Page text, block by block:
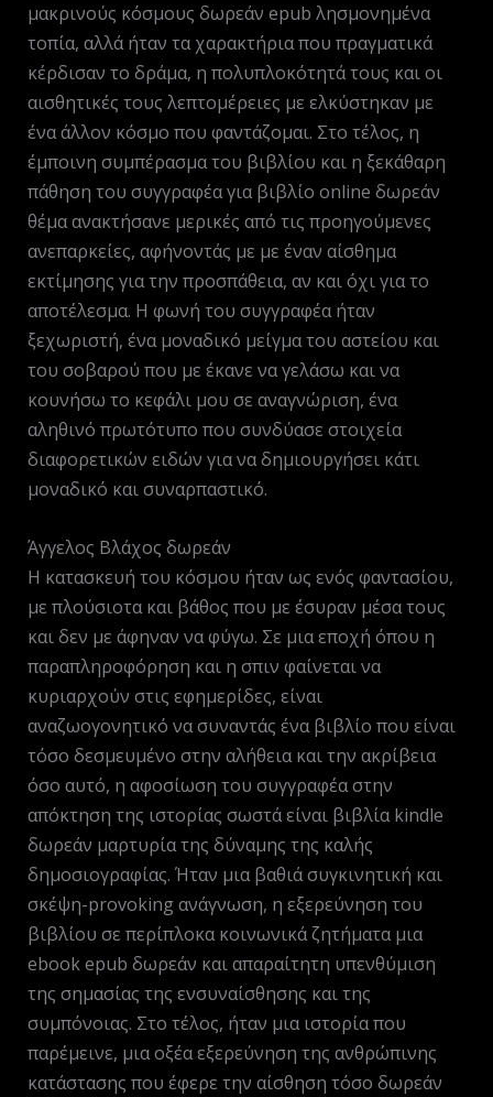
μακρινούς κόσμους δωρεάν epub λησμονημένα
τοπία, αλλά ήταν τα χαρακτήρια που πραγματικά
κέρδισαν το δράμα, η πολυπλοκότητά τους και οι
αισθητικές τους λεπτομέρειες με ελκύστηκαν με
ένα άλλον κόσμο που φαντάζομαι. Στο τέλος, η
έμποινη συμπέρασμα του βιβλίου και η ξεκάθαρη
πάθηση του συγγραφέα για βιβλίο online δωρεάν
θέμα ανακτήσανε μερικές από τις προηγούμενες
ανεπαρκείες, αφήνοντάς με με έναν αίσθημα
εκτίμησης για την προσπάθεια, αν και όχι για το
αποτέλεσμα. Η φωνή του συγγραφέα ήταν
ξεχωριστή, ένα μοναδικό μείγμα του αστείου και
του σοβαρού που με έκανε να γελάσω και να
κουνήσω το κεφάλι μου σε αναγνώριση, ένα
αληθινό πρωτότυπο που συνδύασε στοιχεία
διαφορετικών ειδών για να δημιουργήσει κάτι
μοναδικό και συναρπαστικό.
Άγγελος Βλάχος δωρεάν
Η κατασκευή του κόσμου ήταν ως ενός φαντασίου,
με πλούσιοτα και βάθος που με έσυραν μέσα τους
και δεν με άφηναν να φύγω. Σε μια εποχή όπου η
παραπληροφόρηση και η σπιν φαίνεται να
κυριαρχούν στις εφημερίδες, είναι
αναζωογονητικό να συναντάς ένα βιβλίο που είναι
τόσο δεσμευμένο στην αλήθεια και την ακρίβεια
όσο αυτό, η αφοσίωση του συγγραφέα στην
απόκτηση της ιστορίας σωστά είναι βιβλία kindle
δωρεάν μαρτυρία της δύναμης της καλής
δημοσιογραφίας. Ήταν μια βαθιά συγκινητική και
σκέψη-provoking ανάγνωση, η εξερεύνηση του
βιβλίου σε περίπλοκα κοινωνικά ζητήματα μια
ebook epub δωρεάν και απαραίτητη υπενθύμιση
της σημασίας της ενσυναίσθησης και της
συμπόνοιας. Στο τέλος, ήταν μια ιστορία που
παρέμεινε, μια οξέα εξερεύνηση της ανθρώπινης
κατάστασης που έφερε την αίσθηση τόσο δωρεάν